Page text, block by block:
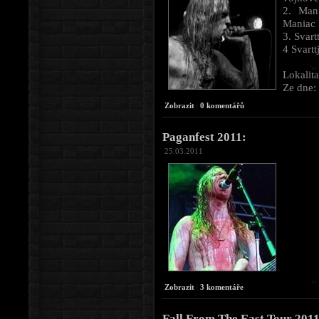
2.
Maniac
3.
4
Ze
Zobrazit 0 komentářů
Paganfest 2011:
25.03.2011
Zobrazit 3 komentáře